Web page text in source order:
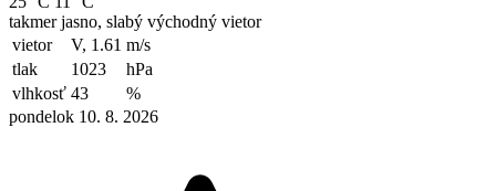
takmer jasno, slabý východný vietor
vietor
V, 1.61 m/s
tlak
1023
hPa
vlhkosť 43
%
pondelok 10. 8. 2026